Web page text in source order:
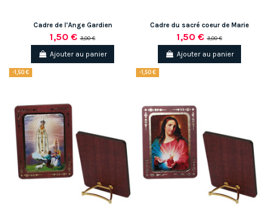
Cadre de l'Ange Gardien
1,50 €3,00 €
Ajouter au panier
Cadre du sacré coeur de Marie
1,50 €3,00 €
Ajouter au panier
-1,50 € -1,50 €